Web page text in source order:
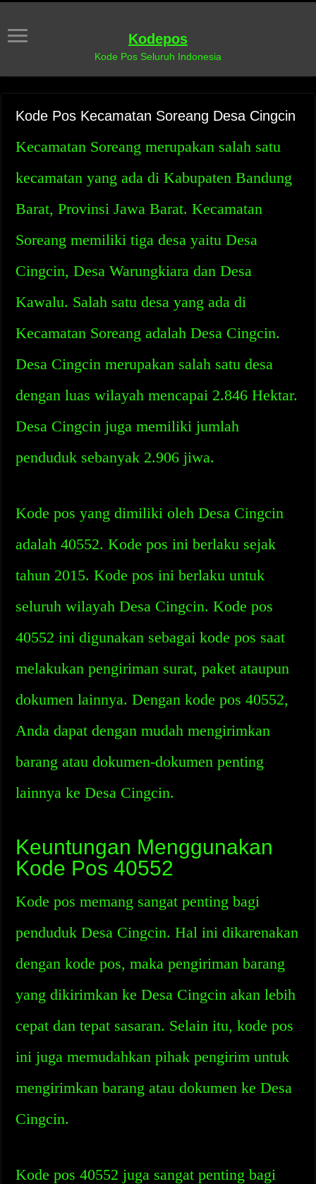
Kodepos
Kode Pos Seluruh Indonesia
Kode Pos Kecamatan Soreang Desa Cingcin
Kecamatan Soreang merupakan salah satu
kecamatan yang ada di Kabupaten Bandung
Barat, Provinsi Jawa Barat. Kecamatan
Soreang memiliki tiga desa yaitu Desa
Cingcin, Desa Warungkiara dan Desa
Kawalu. Salah satu desa yang ada di
Kecamatan Soreang adalah Desa Cingcin.
Desa Cingcin merupakan salah satu desa
dengan luas wilayah mencapai 2.846 Hektar.
Desa Cingcin juga memiliki jumlah
penduduk sebanyak 2.906 jiwa.
Kode pos yang dimiliki oleh Desa Cingcin
adalah 40552. Kode pos ini berlaku sejak
tahun 2015. Kode pos ini berlaku untuk
seluruh wilayah Desa Cingcin. Kode pos
40552 ini digunakan sebagai kode pos saat
melakukan pengiriman surat, paket ataupun
dokumen lainnya. Dengan kode pos 40552,
Anda dapat dengan mudah mengirimkan
barang atau dokumen-dokumen penting
lainnya ke Desa Cingcin.
Keuntungan Menggunakan
Kode Pos 40552
Kode pos memang sangat penting bagi
penduduk Desa Cingcin. Hal ini dikarenakan
dengan kode pos, maka pengiriman barang
yang dikirimkan ke Desa Cingcin akan lebih
cepat dan tepat sasaran. Selain itu, kode pos
ini juga memudahkan pihak pengirim untuk
mengirimkan barang atau dokumen ke Desa
Cingcin.
Kode pos 40552 juga sangat penting bagi